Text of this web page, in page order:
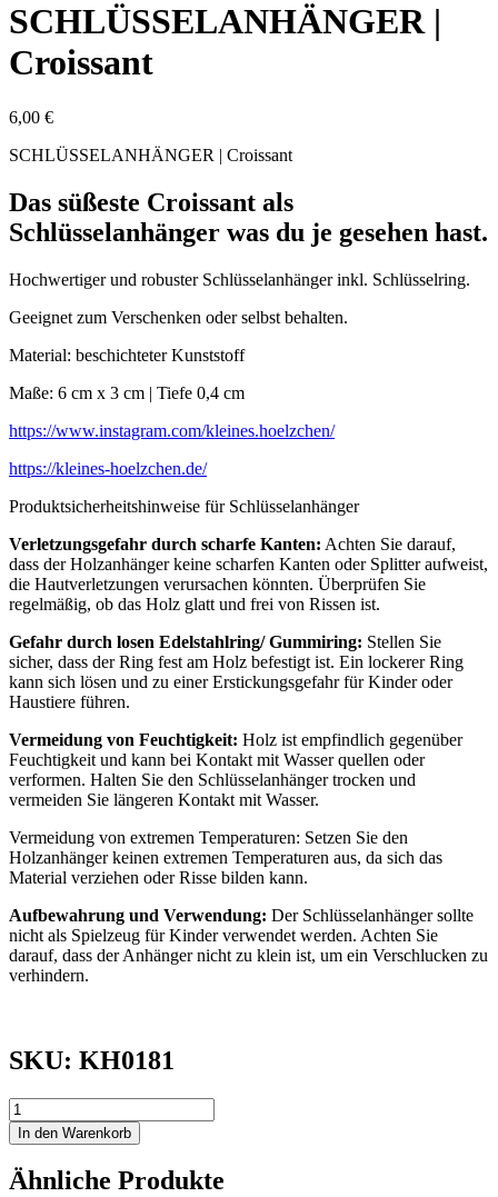
SCHLÜSSELANHÄNGER |
Croissant
6,00 €
SCHLÜSSELANHÄNGER | Croissant
Das süßeste Croissant als
Schlüsselanhänger was du je gesehen hast.
Hochwertiger und robuster Schlüsselanhänger inkl. Schlüsselring.
Geeignet zum Verschenken oder selbst behalten.
Material: beschichteter Kunststoff
Maße: 6 cm x 3 cm | Tiefe 0,4 cm
https://www.instagram.com/kleines.hoelzchen/
https://kleines-hoelzchen.de/
Produktsicherheitshinweise für Schlüsselanhänger
Verletzungsgefahr durch scharfe Kanten: Achten Sie darauf,
dass der Holzanhänger keine scharfen Kanten oder Splitter aufweist,
die Hautverletzungen verursachen könnten. Überprüfen Sie
regelmäßig, ob das Holz glatt und frei von Rissen ist.
Gefahr durch losen Edelstahlring/ Gummiring: Stellen Sie
sicher, dass der Ring fest am Holz befestigt ist. Ein lockerer Ring
kann sich lösen und zu einer Erstickungsgefahr für Kinder oder
Haustiere führen.
Vermeidung von Feuchtigkeit: Holz ist empfindlich gegenüber
Feuchtigkeit und kann bei Kontakt mit Wasser quellen oder
verformen. Halten Sie den Schlüsselanhänger trocken und
vermeiden Sie längeren Kontakt mit Wasser.
Vermeidung von extremen Temperaturen: Setzen Sie den
Holzanhänger keinen extremen Temperaturen aus, da sich das
Material verziehen oder Risse bilden kann.
Aufbewahrung und Verwendung: Der Schlüsselanhänger sollte
nicht als Spielzeug für Kinder verwendet werden. Achten Sie
darauf, dass der Anhänger nicht zu klein ist, um ein Verschlucken zu
verhindern.
SKU: KH0181
SCHLÜSSELANHÄNGER
|
Croissant
Menge
In den Warenkorb
Ähnliche Produkte